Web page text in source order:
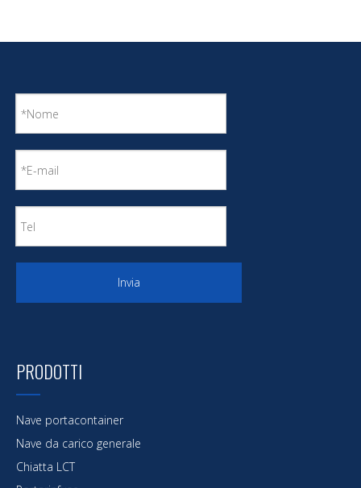
Invia
PRODOTTI
Nave portacontainer
Nave da carico generale
Chiatta LCT